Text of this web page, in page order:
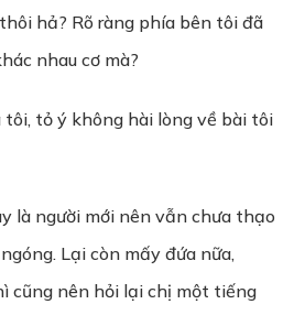
hả? Rõ ràng phía bên tôi đã
nhau cơ mà?
tỏ ý không hài lòng về bài tôi
là người mới nên vẫn chưa thạo
Lại còn mấy đứa nữa,
cũng nên hỏi lại chị một tiếng